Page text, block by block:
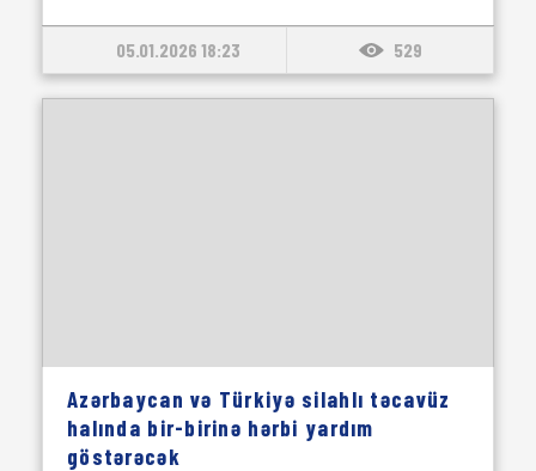
05.01.2026 18:23 529
Azərbaycan və Türkiyə silahlı təcavüz
halında bir-birinə hərbi yardım
göstərəcək